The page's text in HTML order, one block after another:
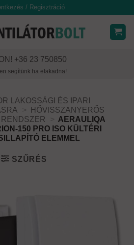
/ Regisztráció
+36 23 750850
segítünk ha elakadna!
LAKOSSÁGI ÉS IPARI
HŐVISSZANYERŐS
AERAULIQA
150 PRO ISO KÜLTÉRI
ELEMMEL
SZŰRÉS